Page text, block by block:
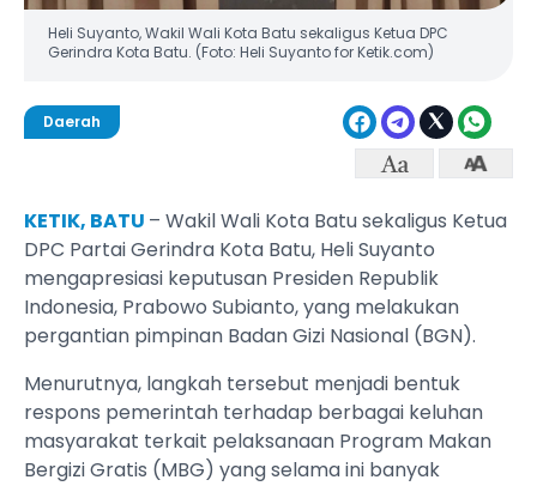
Heli Suyanto, Wakil Wali Kota Batu sekaligus Ketua DPC
Gerindra Kota Batu. (Foto: Heli Suyanto for Ketik.com)
Daerah
KETIK, BATU – Wakil Wali Kota Batu sekaligus Ketua
DPC Partai Gerindra Kota Batu, Heli Suyanto
mengapresiasi keputusan Presiden Republik
Indonesia, Prabowo Subianto, yang melakukan
pergantian pimpinan Badan Gizi Nasional (BGN).
Menurutnya, langkah tersebut menjadi bentuk
respons pemerintah terhadap berbagai keluhan
masyarakat terkait pelaksanaan Program Makan
Bergizi Gratis (MBG) yang selama ini banyak